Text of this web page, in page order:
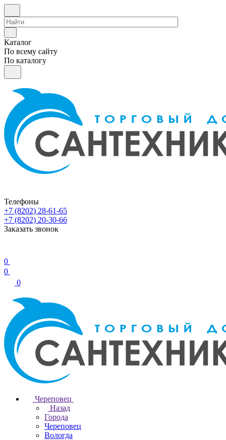
Каталог
По всему сайту
По каталогу
Телефоны
+7 (8202) 28‑61-65
+7 (8202) 20‑30-66
Заказать звонок
0
0
0
Череповец
Назад
Города
Череповец
Вологда